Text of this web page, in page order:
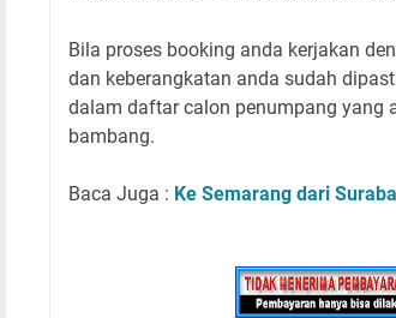
Bila proses booking anda kerjakan
dan keberangkatan anda sudah
dalam daftar calon penumpang yang
bambang.
Baca Juga : Ke Semarang dari